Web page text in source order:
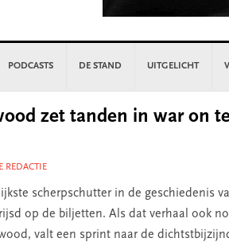
PODCASTS DE STAND UITGELICHT
zet tanden in war on
REDACTIE
scherpschutter in de geschiedenis
op de biljetten. Als dat verhaal ook
valt een sprint naar de